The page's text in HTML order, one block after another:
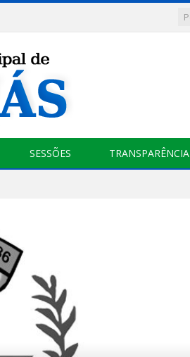
SESSÕES TRANSPARÊNCIA